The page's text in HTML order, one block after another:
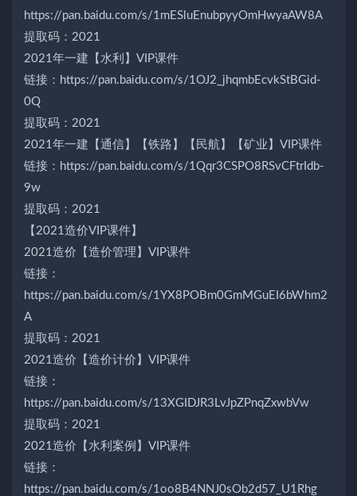
https://pan.baidu.com/s/1mESluEnubpyyOmHwyaAW8A
提取码：2021
2021年一建【水利】VIP课件
链接：https://pan.baidu.com/s/1OJ2_jhqmbEcvkStBGid-
0Q
提取码：2021
2021年一建【通信】【铁路】【民航】【矿业】VIP课件
链接：https://pan.baidu.com/s/1Qqr3CSPO8RSvCFtrIdb-
9w
提取码：2021
【2021造价VIP课件】
2021造价【造价管理】VIP课件
链接：
https://pan.baidu.com/s/1YX8POBm0GmMGuEI6bWhm2
A
提取码：2021
2021造价【造价计价】VIP课件
链接：
https://pan.baidu.com/s/13XGIDJR3LvJpZPnqZxwbVw
提取码：2021
2021造价【水利案例】VIP课件
链接：
https://pan.baidu.com/s/1oo8B4NNJ0sOb2d57_U1Rhg